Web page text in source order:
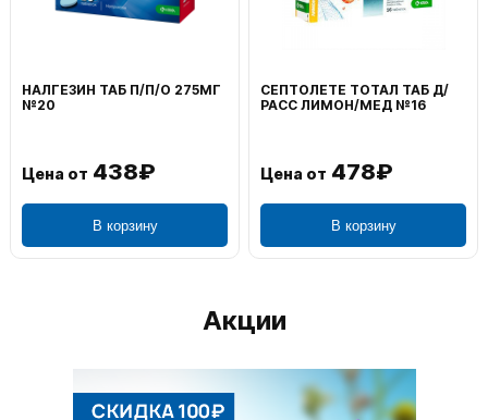
НАЛГЕЗИН ТАБ П/П/О 275МГ
№20
Цена от 438₽
В корзину
СЕПТОЛЕТЕ ТОТАЛ ТАБ Д/
РАСС ЛИМОН/МЕД №16
Цена от 478₽
В корзину
Акции